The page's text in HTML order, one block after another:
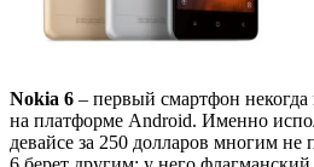
Nokia 6 – первый смартфон некогда
на платформе Android. Именно
девайсе за 250 долларов многим не